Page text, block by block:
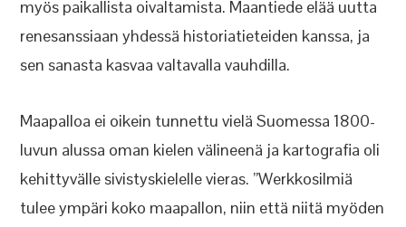
myös paikallista oivaltamista. Maantiede elää uutta
renesanssiaan yhdessä historiatieteiden kanssa, ja
sen sanasta kasvaa valtavalla vauhdilla.
Maapalloa ei oikein tunnettu vielä Suomessa 1800-
luvun alussa oman kielen välineenä ja kartografia oli
kehittyvälle sivistyskielelle vieras. ”Werkkosilmiä
tulee ympäri koko maapallon, niin että niitä myöden